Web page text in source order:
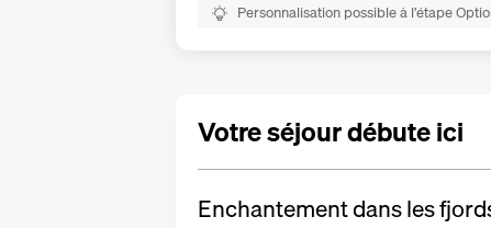
Personnalisation possible à l’étape
Votre séjour débute ici
Enchantement dans les